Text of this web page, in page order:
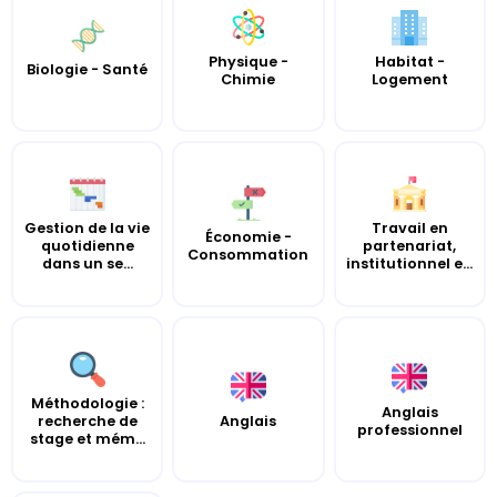
Biologie - Santé
Physique -
Chimie
Habitat -
Logement
Gestion de la vie
quotidienne
dans un se...
Économie -
Consommation
Travail en
partenariat,
institutionnel e...
Méthodologie :
recherche de
stage et mém...
Anglais
Anglais
professionnel